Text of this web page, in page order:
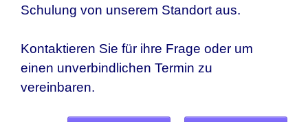
Schulung von unserem Standort aus.
Kontaktieren Sie für ihre Frage oder um
einen unverbindlichen Termin zu
vereinbaren.